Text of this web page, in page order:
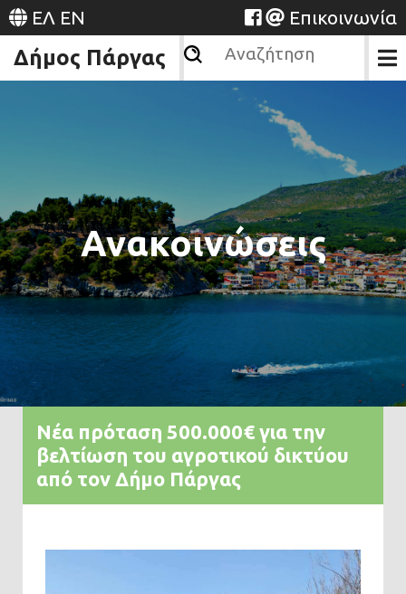
ΕΛ EN Επικοινωνία
Δήμος Πάργας
Ανακοινώσεις
Νέα πρόταση 500.000€ για την
βελτίωση του αγροτικού δικτύου
από τον Δήμο Πάργας